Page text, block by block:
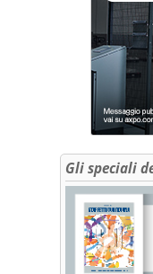
Gli speciali